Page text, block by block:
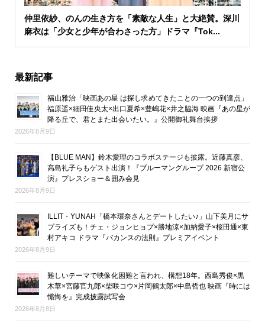
仲里依紗、のんの生き方を「素敵な人生」と大絶賛。深川
麻衣は「少女と少年が合わさった方」ドラマ『Tok...
最新記事
福山雅治「映画あの星 は探し求めてきたことの一つの到達点」
福原遥×細田佳央太×出口夏希×豊嶋花×井之脇海 映画『あの星が
降る丘で、君とまた出会いたい。』公開御礼舞台挨拶
2026年8月9日
【BLUE MAN】鈴木愛理のコラボステージも披露。近藤真彦、
高島礼子らもゲスト出演！『ブルーマングループ 2026 新宿公
演』プレスショー＆囲み会見
2026年8月9日
ILLIT・YUNAH「橋本環奈さんとデートしたい♪」山下美月にサ
プライズも！チェ・ジョンヒョプ×勝地涼×加納愛子×桜田通×東
村アキコ ドラマ『バカンスの法則』プレミアイベント
2026年8月9日
難しいテーマで映像化困難と言われ、構想18年。西島秀俊×黒
木華×宮藤官九郎×柴咲コウ×片岡鶴太郎×中島哲也 映画『時には
懺悔を』完成披露試写会
2026年8月8日